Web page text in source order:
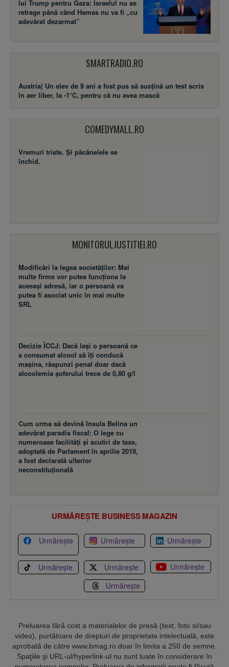
lui Trump pentru Gaza: Israelul nu se
retrage până când Hamas nu va fi „cu
adevărat dezarmat”
SMARTRADIO.RO
Austria| Un elev de 9 ani a fost pus să susţină un test scris
în aer liber, la -1°C, pentru că nu avea mască
COMEDYMALL.RO
Vremuri triste. Şi păcănelele se
închid.
MONITORULJUSTITIEI.RO
Modificări la legea societăţilor: Mai
multe firme vor putea funcţiona la
aceeaşi adresă, iar o persoană va
putea fi asociat unic în mai multe
SRL
Decizie ÎCCJ: Dacă laşi o persoană ce
a consumat alcool să îţi conducă
maşina, răspunzi penal doar dacă
alcoolemia şoferului trece de 0,80 g/l
Cum urma să devină Insula Belina un
adevărat paradis fiscal: O lege cu
numeroase facilităţi şi scutiri de taxe,
adoptată de Parlament în aprilie 2019,
a fost declarată ulterior
neconstituţională
URMĂREȘTE BUSINESS MAGAZIN
Urmărește Urmărește Urmărește
Urmărește Urmărește
Urmărește
Urmărește
Preluarea fără cost a materialelor de presă (text, foto si/sau
video), purtătoare de drepturi de proprietate intelectuală, este
aprobată de către www.bmag.ro doar în limita a 250 de semne.
Spaţiile şi URL-ul/hyperlink-ul nu sunt luate în considerare în